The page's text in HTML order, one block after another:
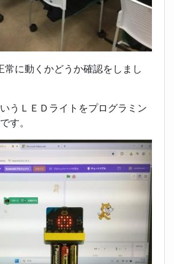
に動くかどうか確認をしまし
うＬＥＤライトをプログラミン
す。